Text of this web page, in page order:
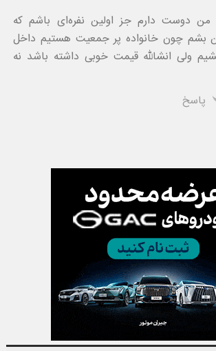
دوست دارم جز اولین نفره‌ای باشم که
بشم چون خانواده پر جمعیت هستیم داخل
ولی انشالله قیمت خوبی داشته باشد نه
پاسخ